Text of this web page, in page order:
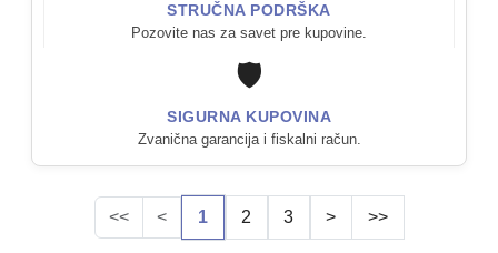
STRUČNA PODRŠKA
Pozovite nas za savet pre kupovine.
🛡️
SIGURNA KUPOVINA
Zvanična garancija i fiskalni račun.
<< < 1 2 3 > >>